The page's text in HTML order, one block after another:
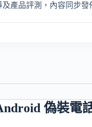
產品評測，內容同步發
偽裝電